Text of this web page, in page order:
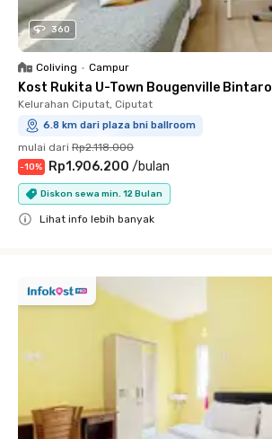
360
Coliving • Campur
Kost Rukita U-Town Bougenville Bintaro
Kelurahan Ciputat, Ciputat
6.8 km dari plaza bni ballroom
mulai dari Rp2.118.000
-10% Rp1.906.200 /bulan
Diskon sewa min. 12 Bulan
Lihat info lebih banyak